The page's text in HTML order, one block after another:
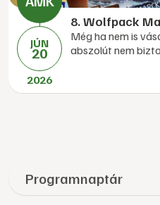
JÚN
20
2026
8. Wolfpack
Még ha nem is
abszolút nem
Programnaptár